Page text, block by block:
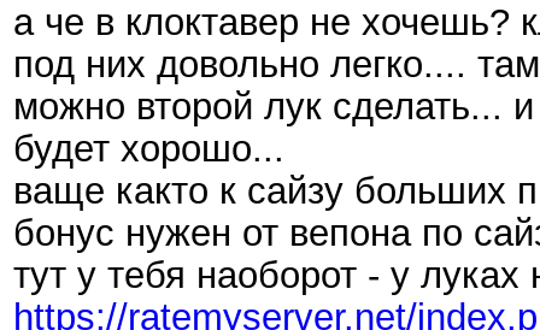
а че в клоктавер не
под них довольно легко....
можно второй лук сделать...
будет хорошо...
ваще както к сайзу больших
бонус нужен от вепона по
тут у тебя наоборот - у
https://ratemyserver.net/